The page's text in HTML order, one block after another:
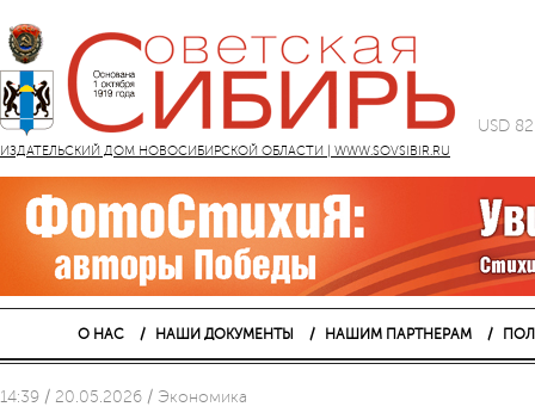
ИЗДАТЕЛЬСКИЙ ДОМ НОВОСИБИРСКОЙ ОБЛАСТИ | WWW.SOVSIBIR.RU
USD
О НАС НАШИ ДОКУМЕНТЫ НАШИМ ПАРТНЕРАМ
14:39 / 20.05.2026 / Экономика